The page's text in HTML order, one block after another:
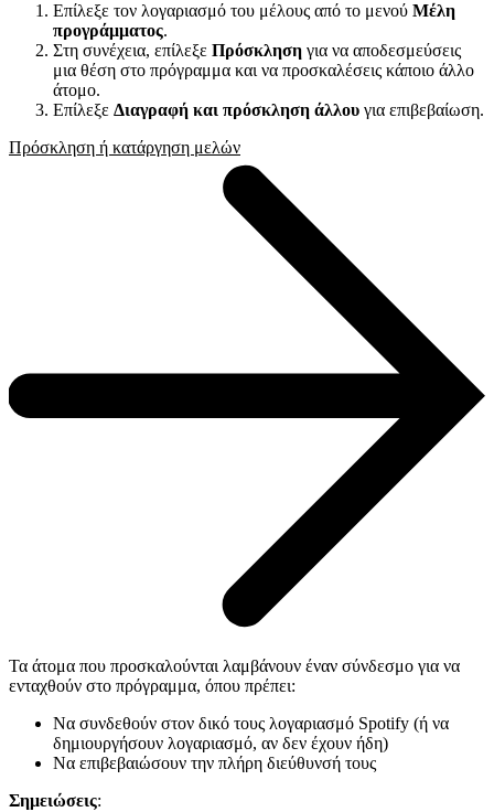
Επίλεξε τον λογαριασμό του μέλους από το μενού Μέλη
προγράμματος.
Στη συνέχεια, επίλεξε Πρόσκληση για να αποδεσμεύσεις
μια θέση στο πρόγραμμα και να προσκαλέσεις κάποιο άλλο
άτομο.
Επίλεξε Διαγραφή και πρόσκληση άλλου για επιβεβαίωση.
Πρόσκληση ή κατάργηση μελών
Τα άτομα που προσκαλούνται λαμβάνουν έναν σύνδεσμο για να
ενταχθούν στο πρόγραμμα, όπου πρέπει:
Να συνδεθούν στον δικό τους λογαριασμό Spotify (ή να
δημιουργήσουν λογαριασμό, αν δεν έχουν ήδη)
Να επιβεβαιώσουν την πλήρη διεύθυνσή τους
Σημειώσεις: